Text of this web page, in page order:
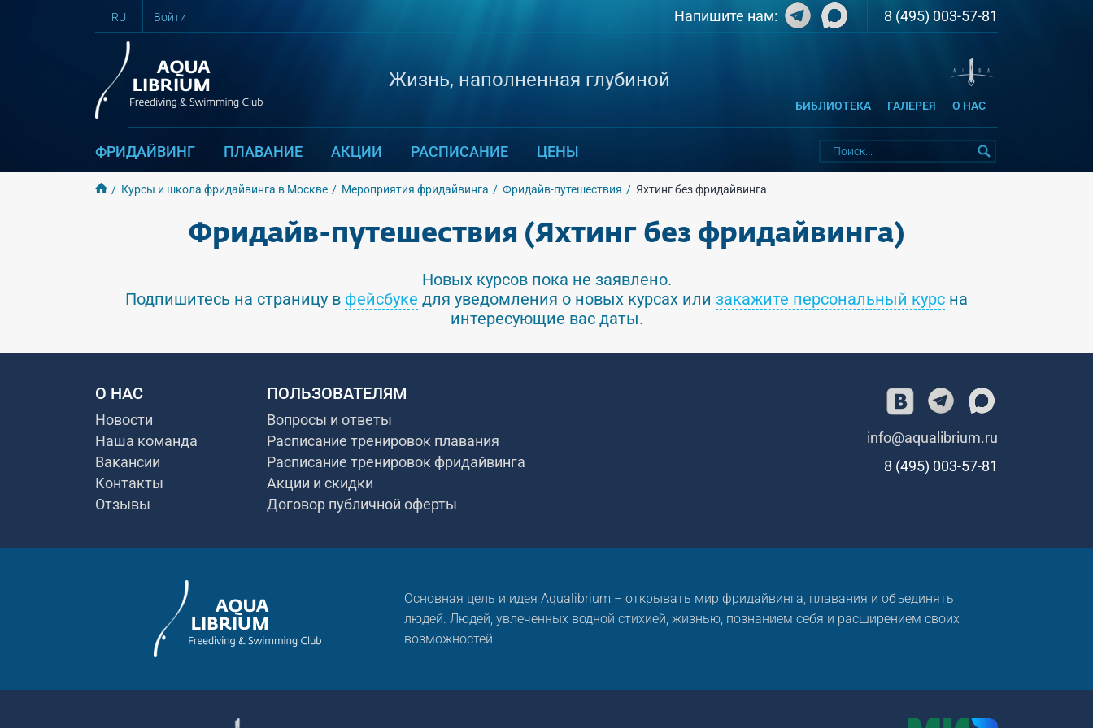
RU Войти Напишите нам: 8 (495) 003-57-81
Жизнь, наполненная глубиной
БИБЛИОТЕКА ГАЛЕРЕЯ О НАС
ФРИДАЙВИНГ ПЛАВАНИЕ АКЦИИ РАСПИСАНИЕ ЦЕНЫ
Курсы и школа фридайвинга в Москве Мероприятия фридайвинга Фридайв-путешествия Яхтинг без фридайвинга
Фридайв-путешествия (Яхтинг без фридайвинга)
Новых курсов пока не заявлено.
Подпишитесь на страницу в фейсбуке для уведомления о новых курсах или закажите персональный курс на
интересующие вас даты.
О НАС
Новости
Наша команда
Вакансии
Контакты
Отзывы
ПОЛЬЗОВАТЕЛЯМ
Вопросы и ответы
Расписание тренировок плавания
Расписание тренировок фридайвинга
Акции и скидки
Договор публичной оферты
info@aqualibrium.ru
8 (495) 003-57-81
Основная цель и идея Aqualibrium – открывать мир фридайвинга, плавания и объединять
людей. Людей, увлеченных водной стихией, жизнью, познанием себя и расширением своих
возможностей.